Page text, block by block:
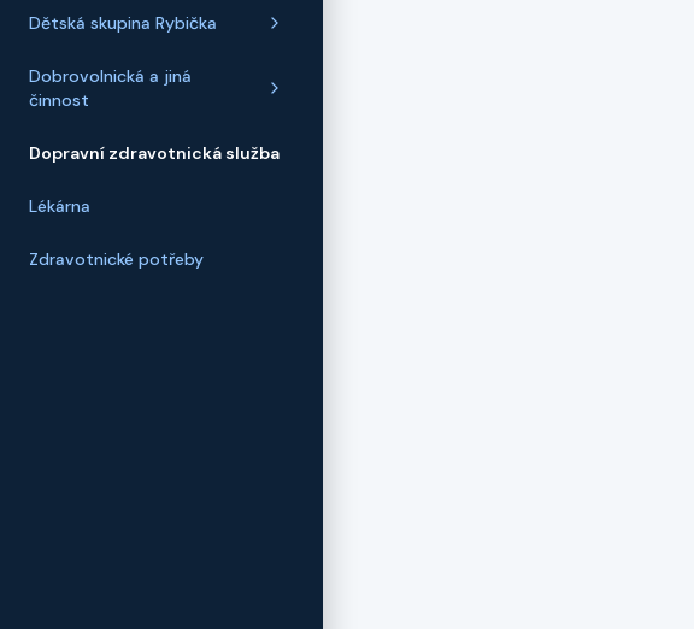
Dětská skupina Rybička
Dobrovolnická a jiná
činnost
Dopravní zdravotnická služba
Lékárna
Zdravotnické potřeby